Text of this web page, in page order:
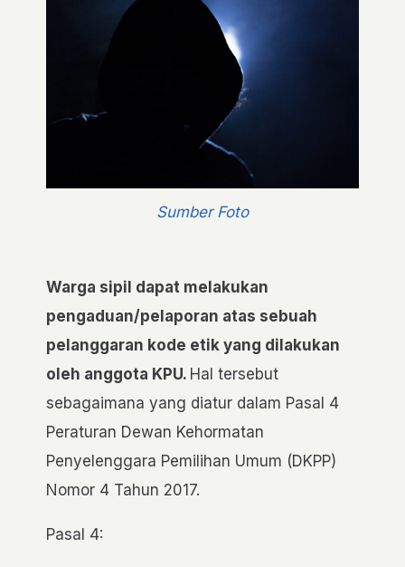
Sumber Foto
Warga sipil dapat melakukan
pengaduan/pelaporan atas sebuah
pelanggaran kode etik yang dilakukan
oleh anggota KPU. Hal tersebut
sebagaimana yang diatur dalam Pasal 4
Peraturan Dewan Kehormatan
Penyelenggara Pemilihan Umum (DKPP)
Nomor 4 Tahun 2017.
Pasal 4: